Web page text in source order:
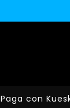
Paga con